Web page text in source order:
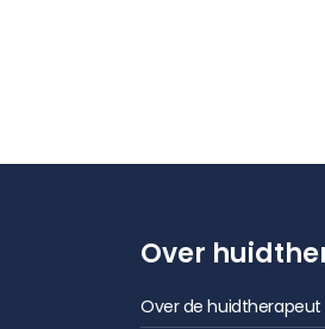
Over
Over de huidtherapeut